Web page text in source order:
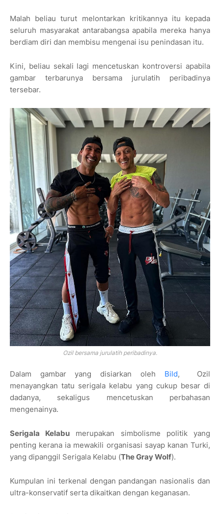
Malah beliau turut melontarkan kritikannya itu kepada
seluruh masyarakat antarabangsa apabila mereka hanya
berdiam diri dan membisu mengenai isu penindasan itu.
Kini, beliau sekali lagi mencetuskan kontroversi apabila
gambar terbarunya bersama jurulatih peribadinya
tersebar.
Ozil bersama jurulatih peribadinya.
Dalam gambar yang disiarkan oleh Bild, Ozil
menayangkan tatu serigala kelabu yang cukup besar di
dadanya, sekaligus mencetuskan perbahasan
mengenainya.
Serigala Kelabu merupakan simbolisme politik yang
penting kerana ia mewakili organisasi sayap kanan Turki,
yang dipanggil Serigala Kelabu (The Gray Wolf).
Kumpulan ini terkenal dengan pandangan nasionalis dan
ultra-konservatif serta dikaitkan dengan keganasan.